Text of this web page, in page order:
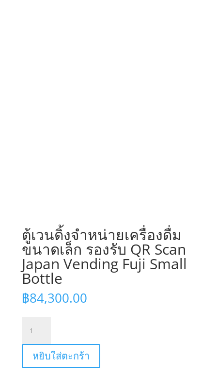
ตู้เวนดิ้งจำหน่ายเครื่องดื่ม
ขนาดเล็ก รองรับ QR Scan
Japan Vending Fuji Small
Bottle
฿84,300.00
เวน
จำหน่าย
หยิบใส่ตะกร้า